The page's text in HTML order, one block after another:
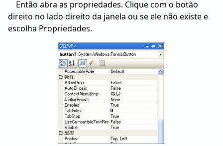
Então abra as propriedades. Clique com o botão
direito no lado direito da janela ou se ele não existe e
escolha Propriedades.